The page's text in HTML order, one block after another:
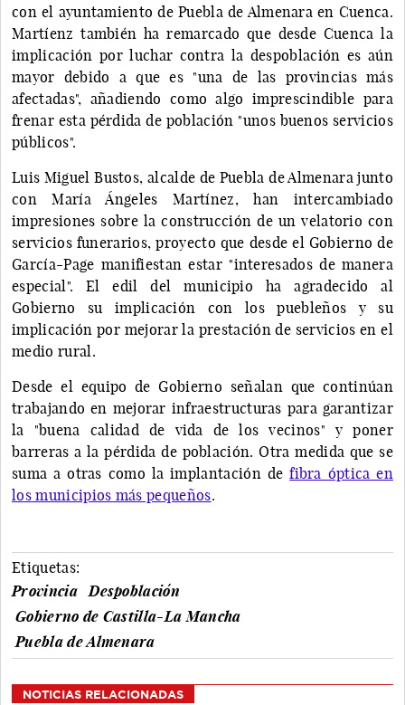
con el ayuntamiento de Puebla de Almenara en Cuenca.
Martíenz también ha remarcado que desde Cuenca la
implicación por luchar contra la despoblación es aún
mayor debido a que es "una de las provincias más
afectadas", añadiendo como algo imprescindible para
frenar esta pérdida de población "unos buenos servicios
públicos".
Luis Miguel Bustos, alcalde de Puebla de Almenara junto
con María Ángeles Martínez, han intercambiado
impresiones sobre la construcción de un velatorio con
servicios funerarios, proyecto que desde el Gobierno de
García-Page manifiestan estar "interesados de manera
especial". El edil del municipio ha agradecido al
Gobierno su implicación con los puebleños y su
implicación por mejorar la prestación de servicios en el
medio rural.
Desde el equipo de Gobierno señalan que continúan
trabajando en mejorar infraestructuras para garantizar
la "buena calidad de vida de los vecinos" y poner
barreras a la pérdida de población. Otra medida que se
suma a otras como la implantación defibra óptica en
los municipios más pequeños.
Etiquetas:
Provincia
Despoblación
Gobierno de Castilla-La Mancha
Puebla de Almenara
NOTICIAS RELACIONADAS